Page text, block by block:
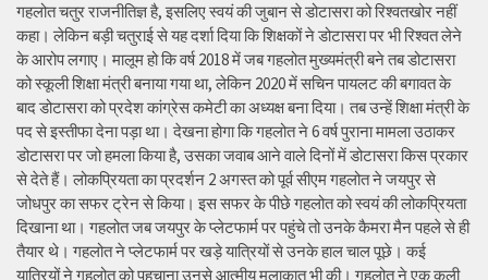
गहलोत चतुर राजनीतिज्ञ है, इसलिए स्वयं की जुबान से डोटासरा को रिश्वतखोर नहीं
कहा। लेकिन बड़ी चतुराई से यह दर्शा दिया कि शिक्षकों ने डोटासरा पर भी रिश्वत लेने
के आरोप लगाए। मालूम हो कि वर्ष 2018 में जब गहलोत मुख्यमंत्री बने तब डोटासरा
को स्कूली शिक्षा मंत्री बनाया गया था, लेकिन 2020 में सचिन पायलट की बगावत के
बाद डोटासरा को प्रदेश कांग्रेस कमेटी का अध्यक्ष बना दिया। तब उन्हें शिक्षा मंत्री के
पद से इस्तीफा देना पड़ा था। देखना होगा कि गहलोत ने 6 वर्ष पुराना मामला उठाकर
डोटासरा पर जो हमला किया है, उसका जवाब आने वाले दिनों में डोटासरा किस प्रकार
से देते हैं। लोकप्रियता का प्रदर्शन 2 अगस्त को पूर्व सीएम गहलोत ने जयपुर से
जोधपुर का सफर ट्रेन से किया। इस सफर के पीछे गहलोत को स्वयं की लोकप्रियता
दिखाना था। गहलोत जब जयपुर के प्लेटफार्म पर पहुंचे तो उनके कैमरा मैन पहले से ही
तैयार थे। गहलोत ने प्लेटफार्म पर खड़े यात्रियों से उनके हाल चाल पूछे। कई
यात्रियों ने गहलोत को पहचाना उनसे आत्मीय मुलाकात भी की। गहलोत ने एक कुली